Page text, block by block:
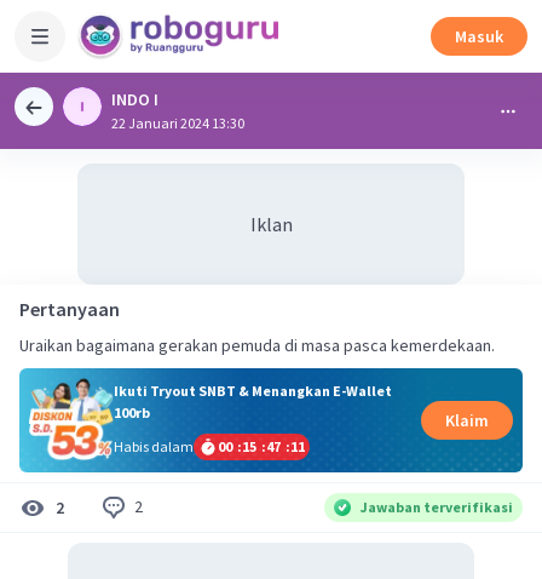
Masuk
INDO I
22 Januari 2024 13:30
Iklan
Pertanyaan
Uraikan bagaimana gerakan pemuda di masa pasca kemerdekaan.
Ikuti Tryout SNBT & Menangkan E-Wallet
100rb
Habis dalam
00 :15 :47 :10
Klaim
2 2 Jawaban terverifikasi